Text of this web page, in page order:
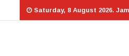
Saturday, 8 August 2026.